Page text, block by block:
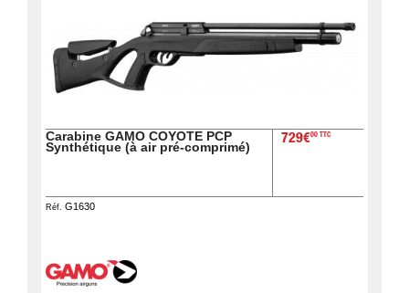
Armes
De Tir ‣
Défense
‣
Accessoires
Chien‣
Carabine GAMO COYOTE PCP
Synthétique (à air pré-comprimé)
729€00 TTC
Réf. G1630